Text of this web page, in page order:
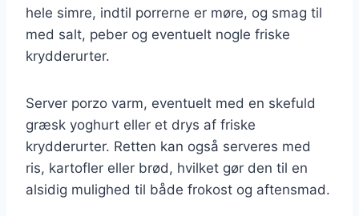
hele simre, indtil porrerne er møre, og smag til
med salt, peber og eventuelt nogle friske
krydderurter.
Server porzo varm, eventuelt med en skefuld
græsk yoghurt eller et drys af friske
krydderurter. Retten kan også serveres med
ris, kartofler eller brød, hvilket gør den til en
alsidig mulighed til både frokost og aftensmad.